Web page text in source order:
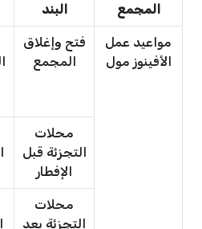
المجمع البند
مواعيد عمل
الأفينوز مول
فتح وإغلاق
المجمع
محلات
التجزئة قبل
الإفطار
محلات
التجزئة بعد